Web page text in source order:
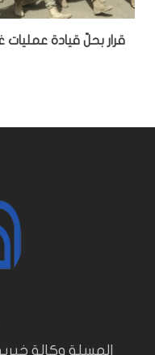
قرار بحلّ قيادة
المسلة وكالة